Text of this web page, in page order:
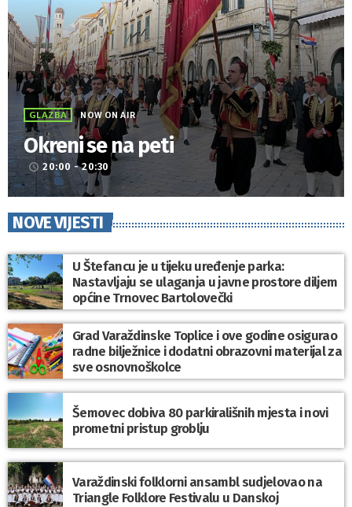
GLAZBA NOW ON AIR
Okreni se na peti
access_time 20:00 - 20:30
NOVE VIJESTI
U Štefancu je u tijeku uređenje parka:
Nastavljaju se ulaganja u javne prostore diljem
općine Trnovec Bartolovečki
Grad Varaždinske Toplice i ove godine osigurao
radne bilježnice i dodatni obrazovni materijal za
sve osnovnoškolce
Šemovec dobiva 80 parkirališnih mjesta i novi
prometni pristup groblju
Varaždinski folklorni ansambl sudjelovao na
Triangle Folklore Festivalu u Danskoj